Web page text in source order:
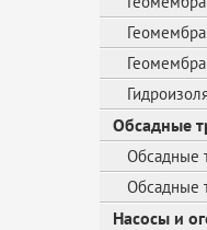
Обсадные
Обсадные
Обсадные
Насосы и